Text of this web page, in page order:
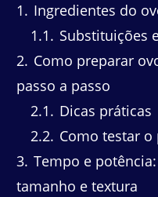
1
Ingredientes do
1.1
Substituições
2 Como preparar
passo a passo
2.1
Dicas práticas
2.2 Como testar o
3 Tempo e
tamanho e textura